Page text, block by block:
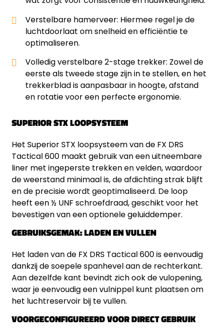
Verstelbare hamerveer: Hiermee regel je de
luchtdoorlaat om snelheid en efficiëntie te
optimaliseren.
Volledig verstelbare 2-stage trekker: Zowel de
eerste als tweede stage zijn in te stellen, en het
trekkerblad is aanpasbaar in hoogte, afstand
en rotatie voor een perfecte ergonomie.
SUPERIOR STX LOOPSYSTEEM
Het Superior STX loopsysteem van de FX DRS
Tactical 600 maakt gebruik van een uitneembare
liner met ingeperste trekken en velden, waardoor
de weerstand minimaal is, de afdichting strak blijft
en de precisie wordt geoptimaliseerd. De loop
heeft een ½ UNF schroefdraad, geschikt voor het
bevestigen van een optionele geluiddemper.
GEBRUIKSGEMAK: LADEN EN VULLEN
Het laden van de FX DRS Tactical 600 is eenvoudig
dankzij de soepele spanhevel aan de rechterkant.
Aan dezelfde kant bevindt zich ook de vulopening,
waar je eenvoudig een vulnippel kunt plaatsen om
het luchtreservoir bij te vullen.
VOORGECONFIGUREERD VOOR DIRECT GEBRUIK